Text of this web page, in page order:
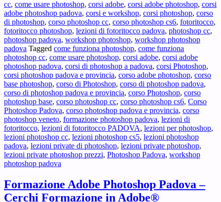
Padova
–
Ti
interessano
Lezioni
di
Fotoritocco
a
Padova
?
cc, come usare photoshop, corsi adobe, corsi adobe photoshop, corsi
adobe photoshop padova, corsi e workshop, corsi photoshop, corso
di photoshop, corso photoshop cc, corso photoshop cs6, fotoritocco,
fotoritocco photoshop, lezioni di fotoritocco padova, photoshop cc,
photoshop padova, workshop photoshop, workshop photoshop
padova Tagged come funziona photoshop, come funziona
photoshop cc, come usare photoshop, corsi adobe, corsi adobe
photoshop padova, corsi di photoshop a padova, corsi Photoshop,
corsi photoshop padova e provincia, corso adobe photoshop, corso
base photoshop, corso di Photoshop, corso di photoshop padova,
corso di photoshop padova e provincia, corso Photoshop, corso
photoshop base, corso photoshop cc, corso photoshop cs6, Corso
Photoshop Padova, corso photoshop padova e provincia, corso
photoshop veneto, formazione photoshop padova, lezioni di
fotoritocco, lezioni di fotoritocco PADOVA, lezioni per photoshop,
lezioni photoshop cc, lezioni photoshop cs5, lezioni photoshop
padova, lezioni private di photoshop, lezioni private photoshop,
lezioni private photoshop prezzi, Photoshop Padova, workshop
photoshop padova
Formazione Adobe Photoshop Padova –
Cerchi Formazione in Adobe®